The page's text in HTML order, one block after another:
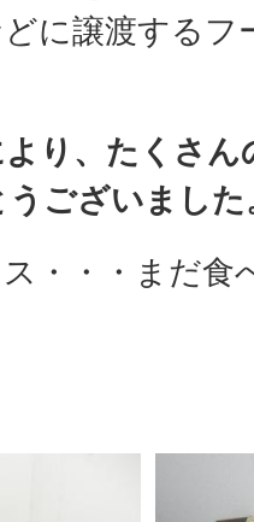
に譲渡する
り、たくさ
うございました
ス・・・まだ